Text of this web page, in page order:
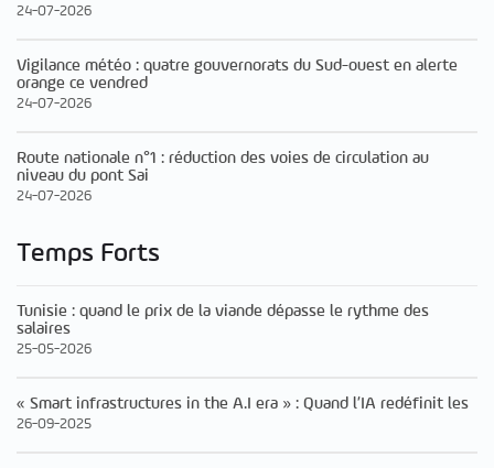
24-07-2026
Vigilance météo : quatre gouvernorats du Sud-ouest en alerte
orange ce vendred
24-07-2026
Route nationale n°1 : réduction des voies de circulation au
niveau du pont Sai
24-07-2026
Temps Forts
Tunisie : quand le prix de la viande dépasse le rythme des
salaires
25-05-2026
« Smart infrastructures in the A.I era » : Quand l’IA redéfinit les
26-09-2025